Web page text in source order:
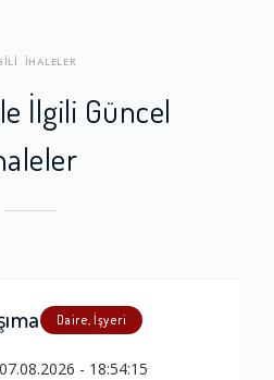
İHALELER
İlgili Güncel
Daire, İşyeri
07.08.2026 - 18:54:15